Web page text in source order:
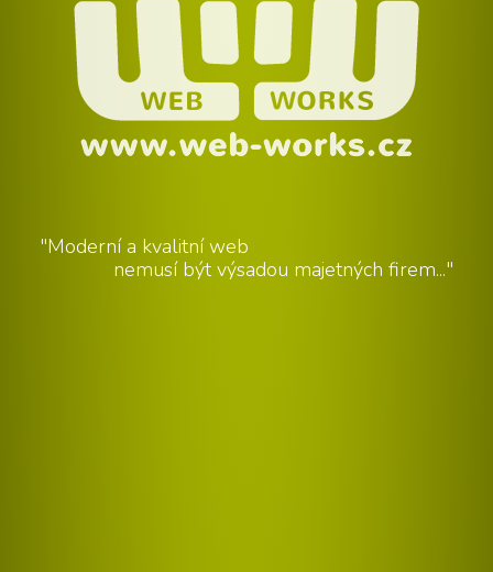
"Moderní a kvalitní web
nemusí být výsadou majetných firem..."